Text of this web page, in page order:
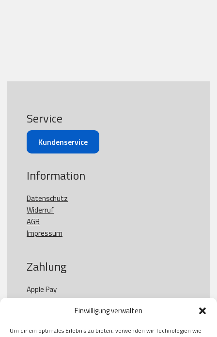
Einwilligung verwalten
Um dir ein optimales Erlebnis zu bieten, verwenden wir Technologien wie
Service
Kundenservice
Information
Datenschutz
Widerruf
AGB
Impressum
Zahlung
Apple Pay
Paypal